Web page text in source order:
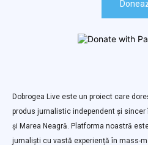
Dobrogea Live este un proiect care
produs jurnalistic independent și
și Marea Neagră. Platforma noastră
jurnaliști cu vastă experiență în mass-